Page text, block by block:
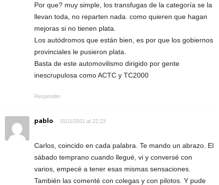
Por que? muy simple, los transfugas de la categoría se la
llevan toda, no reparten nada. como quieren que hagan
mejoras si no tienen plata.
Los autódromos que están bien, es por que los gobiernos
provinciales le pusieron plata.
Basta de este automovilismo dirigido por gente
inescrupulosa como ACTC y TC2000
Responder
pablo 15/11/2011 at 22:23
Carlos, coincido en cada palabra. Te mando un abrazo. El
sábado temprano cuando llegué, vi y conversé con
varios, empecé a tener esas mismas sensaciones.
También las comenté con colegas y con pilotos. Y pude